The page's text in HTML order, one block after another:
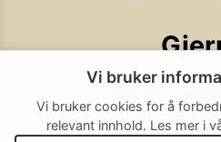
Ekstra
Vi bruker
Vi bruker cookies for å
relevant innhold. Les mer i